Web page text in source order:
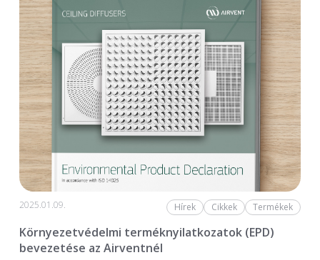
2025.01.09. Hírek Cikkek Termékek
Környezetvédelmi terméknyilatkozatok (EPD)
bevezetése az Airventnél